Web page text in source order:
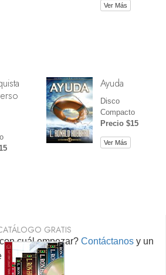
Ver Más
Ayuda
Disco
Compacto
Precio $15
Ver Más
cuál empezar? Contáctanos y un
ayudará.
GRATIS